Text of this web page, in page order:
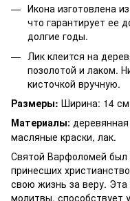
Икона изготовлена
что гарантирует ее
долгие годы.
Лик клеится на
позолотой и лаком.
кисточкой вручную.
Размеры: Ширина: 14
Материалы:
масляные краски, лак.
Святой Варфоломей был
принесших
свою жизнь за веру.
молитвы, способствует